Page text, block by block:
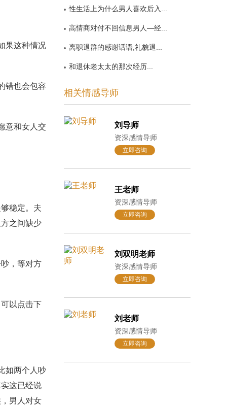
果这种情况
错也会包容
意和女人交
稳定。夫
之间缺少
，等对方
以点击下
如两个人吵
这已经说
男人对女
性生活上为什么男人喜欢后入...
高情商对付不回信息男人—经...
离职退群的感谢话语,礼貌退...
和退休老太太的那次经历...
相关情感导师
刘导师
资深感情导师
立即咨询
王老师
资深感情导师
立即咨询
刘双明老师
资深感情导师
立即咨询
刘老师
资深感情导师
立即咨询